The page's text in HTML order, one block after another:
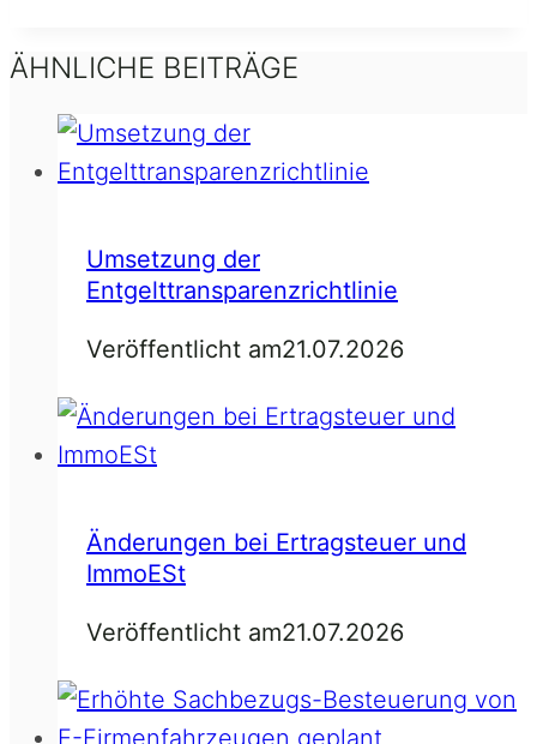
ÄHNLICHE BEITRÄGE
Umsetzung der
Entgelttransparenzrichtlinie
Veröffentlicht am21.07.2026
Änderungen bei Ertragsteuer und
ImmoESt
Veröffentlicht am21.07.2026